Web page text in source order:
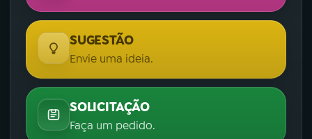
SUGESTÃO
Envie uma ideia.
SOLICITAÇÃO
Faça um pedido.